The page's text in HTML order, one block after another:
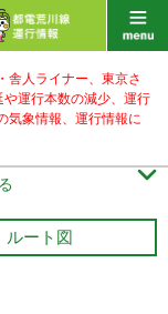
舎人ライナー、東京さ
や運行本数の減少、運行
気象情報、運行情報に

ルート図